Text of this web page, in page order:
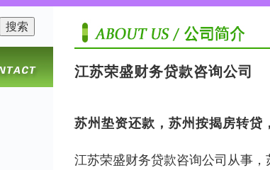
江苏荣盛财务贷款咨询公司
苏州垫资还款，苏州按揭房转贷
江苏荣盛财务贷款咨询公司从事